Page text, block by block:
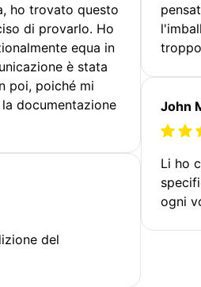
ho trovato questo
di provarlo. Ho
equa in
è stata
poi, poiché mi
documentazione
del
John
Li ho
ogni